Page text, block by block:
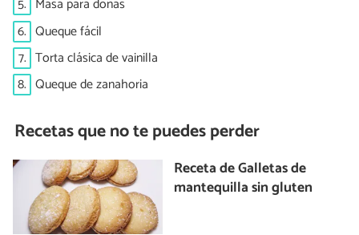
5. Masa para donas
6. Queque fácil
7. Torta clásica de vainilla
8. Queque de zanahoria
Recetas que no te puedes perder
Receta de Galletas de
mantequilla sin gluten